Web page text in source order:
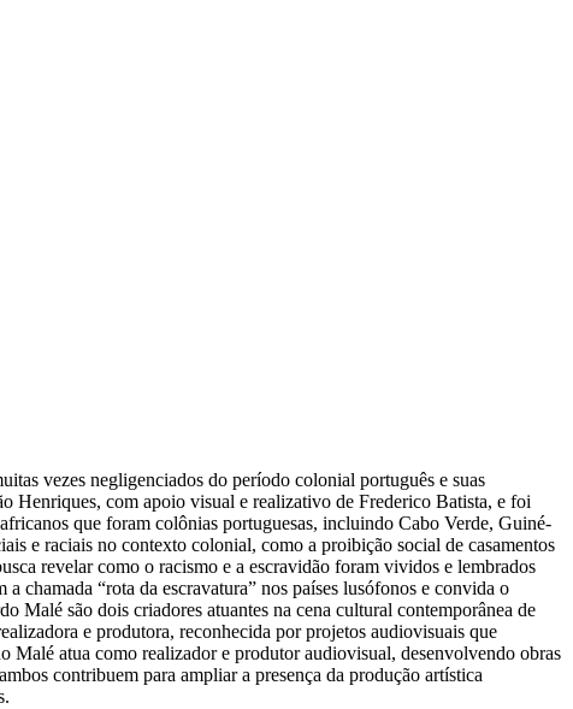
vezes negligenciados do período colonial português e suas
Henriques, com apoio visual e realizativo de Frederico Batista, e foi
que foram colônias portuguesas, incluindo Cabo Verde, Guiné-
e raciais no contexto colonial, como a proibição social de casamentos
revelar como o racismo e a escravidão foram vividos e lembrados
chamada “rota da escravatura” nos países lusófonos e convida o
Malé são dois criadores atuantes na cena cultural contemporânea de
e produtora, reconhecida por projetos audiovisuais que
Malé atua como realizador e produtor audiovisual, desenvolvendo obras
contribuem para ampliar a presença da produção artística